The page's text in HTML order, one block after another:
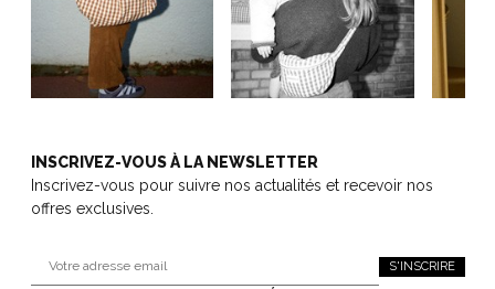
INSCRIVEZ-VOUS À LA NEWSLETTER
Inscrivez-vous pour suivre nos actualités et recevoir nos
offres exclusives.
S'INSCRIRE